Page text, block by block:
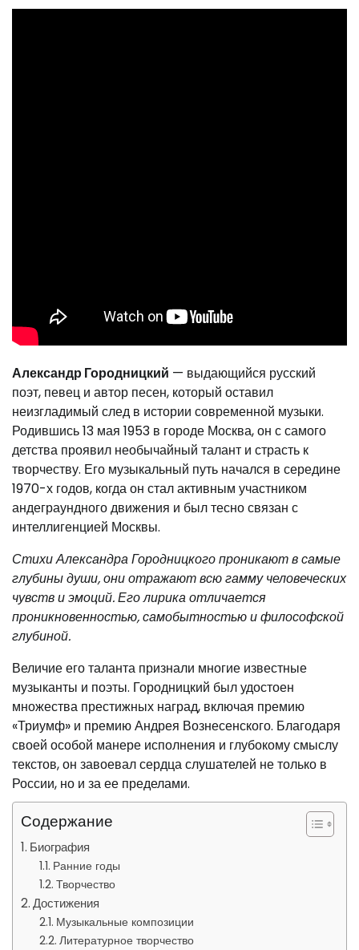
Александр Городницкий — выдающийся русский
поэт, певец и автор песен, который оставил
неизгладимый след в истории современной музыки.
Родившись 13 мая 1953 в городе Москва, он с самого
детства проявил необычайный талант и страсть к
творчеству. Его музыкальный путь начался в середине
1970-х годов, когда он стал активным участником
андеграундного движения и был тесно связан с
интеллигенцией Москвы.
Стихи Александра Городницкого проникают в самые
глубины души, они отражают всю гамму человеческих
чувств и эмоций. Его лирика отличается
проникновенностью, самобытностью и философской
глубиной.
Величие его таланта признали многие известные
музыканты и поэты. Городницкий был удостоен
множества престижных наград, включая премию
«Триумф» и премию Андрея Вознесенского. Благодаря
своей особой манере исполнения и глубокому смыслу
текстов, он завоевал сердца слушателей не только в
России, но и за ее пределами.
Содержание
Биография
Ранние годы
Творчество
Достижения
Музыкальные композиции
Литературное творчество